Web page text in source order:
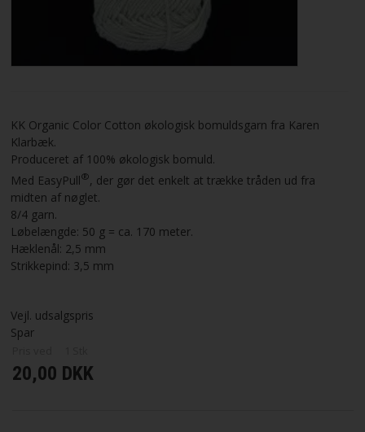
SØGNING
KUNDECENTER
FAVORIT
FORTRYD DIT KØB
KK Organic Color Cotton økologisk bomuldsgarn fra Karen
Klarbæk.
Produceret af 100% økologisk bomuld.
Med EasyPull®, der gør det enkelt at trække tråden ud fra
midten af nøglet.
8/4 garn.
Løbelængde: 50 g = ca. 170 meter.
Hæklenål: 2,5 mm
Strikkepind: 3,5 mm
Vejl. udsalgspris
Spar
20,00 DKK